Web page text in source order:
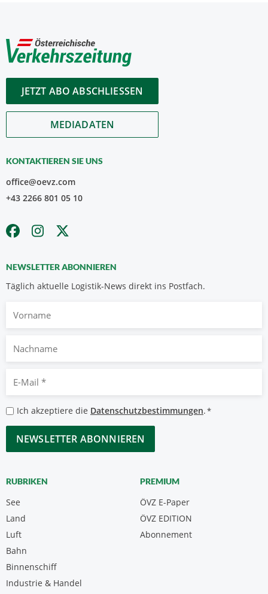
JETZT ABO ABSCHLIESSEN
MEDIADATEN
KONTAKTIEREN SIE UNS
office@oevz.com
+43 2266 801 05 10
NEWSLETTER ABONNIEREN
Täglich aktuelle Logistik-News direkt ins Postfach.
Nachname
Mail
*
Datenschutzbestimmungen
*
Ich akzeptiere die Datenschutzbestimmungen.*
CAPTCHA
RUBRIKEN
See
Land
Luft
Bahn
Binnenschiff
Industrie & Handel
PREMIUM
ÖVZ E-Paper
Abonnement
ÖVZ EDITION